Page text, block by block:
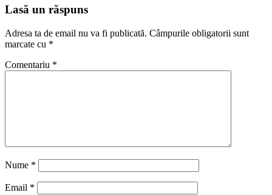
articole
Lasă un răspuns
Adresa ta de email nu va fi publicată. Câmpurile obligatorii sunt
marcate cu *
Comentariu *
Nume *
Email *